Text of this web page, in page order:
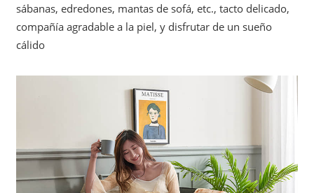
sábanas, edredones, mantas de sofá, etc., tacto delicado,
compañía agradable a la piel, y disfrutar de un sueño
cálido